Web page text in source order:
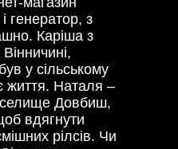
генератор, з
Каріша з
у сільському
життя. Наталя –
селище Довбиш,
вдягнути
рілсів. Чи